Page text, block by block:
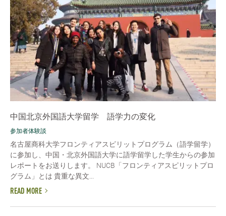
中国北京外国語大学留学 語学力の変化
参加者体験談
名古屋商科大学フロンティアスピリットプログラム（語学留学）
に参加し、中国・北京外国語大学に語学留学した学生からの参加
レポートをお送りします。 NUCB「フロンティアスピリットプロ
グラム」とは 貴重な異文...
READ MORE